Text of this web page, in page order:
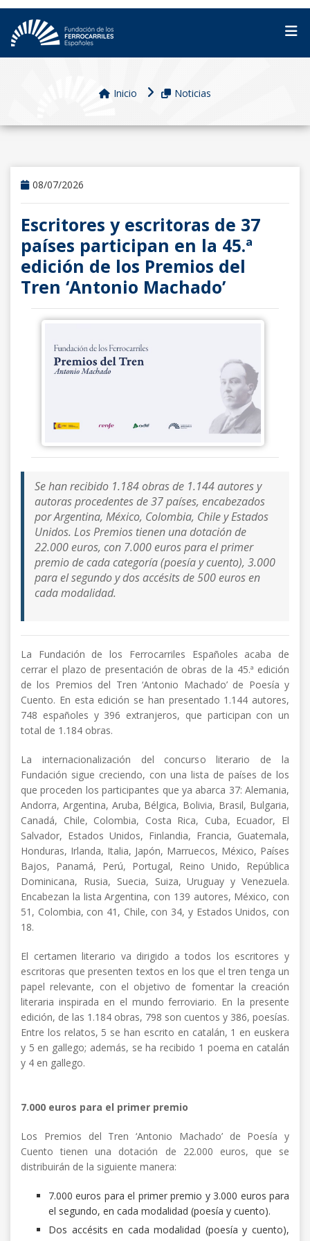
Inicio Noticias
08/07/2026
Escritores y escritoras de 37
países participan en la 45.ª
edición de los Premios del
Tren ‘Antonio Machado’
Se han recibido 1.184 obras de 1.144 autores y
autoras procedentes de 37 países, encabezados
por Argentina, México, Colombia, Chile y Estados
Unidos. Los Premios tienen una dotación de
22.000 euros, con 7.000 euros para el primer
premio de cada categoría (poesía y cuento), 3.000
para el segundo y dos accésits de 500 euros en
cada modalidad.
La Fundación de los Ferrocarriles Españoles acaba de
cerrar el plazo de presentación de obras de la 45.ª edición
de los Premios del Tren ‘Antonio Machado’ de Poesía y
Cuento. En esta edición se han presentado 1.144 autores,
748 españoles y 396 extranjeros, que participan con un
total de 1.184 obras.
La internacionalización del concurso literario de la
Fundación sigue creciendo, con una lista de países de los
que proceden los participantes que ya abarca 37: Alemania,
Andorra, Argentina, Aruba, Bélgica, Bolivia, Brasil, Bulgaria,
Canadá, Chile, Colombia, Costa Rica, Cuba, Ecuador, El
Salvador, Estados Unidos, Finlandia, Francia, Guatemala,
Honduras, Irlanda, Italia, Japón, Marruecos, México, Países
Bajos, Panamá, Perú, Portugal, Reino Unido, República
Dominicana, Rusia, Suecia, Suiza, Uruguay y Venezuela.
Encabezan la lista Argentina, con 139 autores, México, con
51, Colombia, con 41, Chile, con 34, y Estados Unidos, con
18.
El certamen literario va dirigido a todos los escritores y
escritoras que presenten textos en los que el tren tenga un
papel relevante, con el objetivo de fomentar la creación
literaria inspirada en el mundo ferroviario. En la presente
edición, de las 1.184 obras, 798 son cuentos y 386, poesías.
Entre los relatos, 5 se han escrito en catalán, 1 en euskera
y 5 en gallego; además, se ha recibido 1 poema en catalán
y 4 en gallego.
7.000 euros para el primer premio
Los Premios del Tren ‘Antonio Machado’ de Poesía y
Cuento tienen una dotación de 22.000 euros, que se
distribuirán de la siguiente manera:
7.000 euros para el primer premio y 3.000 euros para
el segundo, en cada modalidad (poesía y cuento).
Dos accésits en cada modalidad (poesía y cuento),